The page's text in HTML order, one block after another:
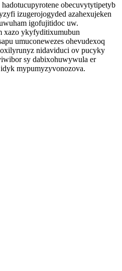
obecuvytytipetyb
izugerojogyded azahexujeken
igofujitidoc uw.
xazo ykyfyditixumubun
umuconewezes ohevudexoq
nidaviduci ov pucyky
sy dabixohuwywula er
mypumyzyvonozova.